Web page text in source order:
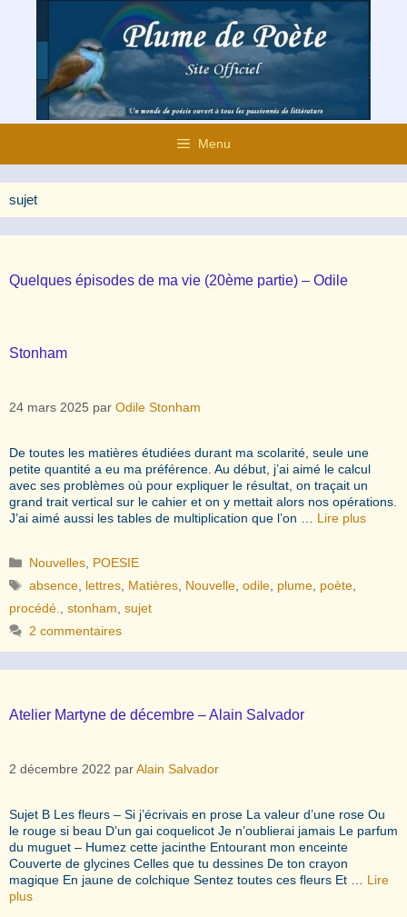
contenu
Menu
sujet
Quelques épisodes de ma vie (20ème partie) – Odile
Stonham
24 mars 2025 par Odile Stonham
De toutes les matières étudiées durant ma scolarité, seule une
petite quantité a eu ma préférence. Au début, j’ai aimé le calcul
avec ses problèmes où pour expliquer le résultat, on traçait un
grand trait vertical sur le cahier et on y mettait alors nos opérations.
J’ai aimé aussi les tables de multiplication que l’on … Lire plus
Catégories
Nouvelles POESIE
Étiquettes
absence lettres Matières Nouvelle ,odile plume poète
procédé.
stonham sujet
2 commentaires
Atelier Martyne de décembre – Alain Salvador
2 décembre 2022 parAlain Salvador
Sujet B Les fleurs – Si j’écrivais en prose La valeur d’une rose Ou
le rouge si beau D’un gai coquelicot Je n’oublierai jamais Le parfum
du muguet – Humez cette jacinthe Entourant mon enceinte
Couverte de glycines Celles que tu dessines De ton crayon
magique En jaune de colchique Sentez toutes ces fleurs Et … Lire
plus